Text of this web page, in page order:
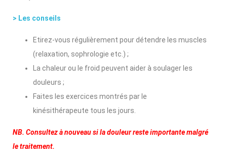
> Les conseils
Etirez-vous régulièrement pour détendre les muscles
(relaxation, sophrologie etc.) ;
La chaleur ou le froid peuvent aider à soulager les
douleurs ;
Faites les exercices montrés par le
kinésithérapeute tous les jours.
NB. Consultez à nouveau si la douleur reste importante malgré
le traitement.